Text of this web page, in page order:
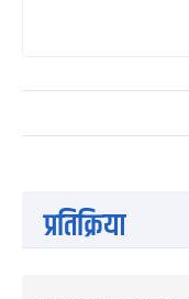
प्रतिक्रिया